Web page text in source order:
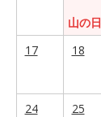
山の日
17
18
24 25